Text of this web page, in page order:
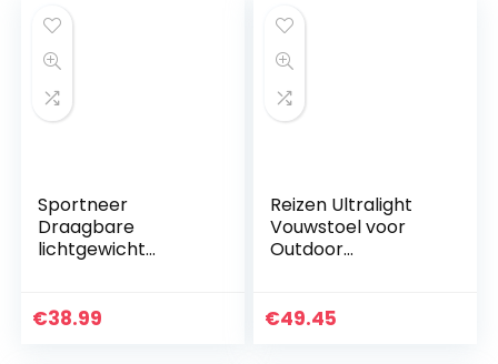
Sportneer
Draagbare
lichtgewicht
€38.99
Reizen Ultralight
Vouwstoel voor
Outdoor
Opbergtas voor
€49.45